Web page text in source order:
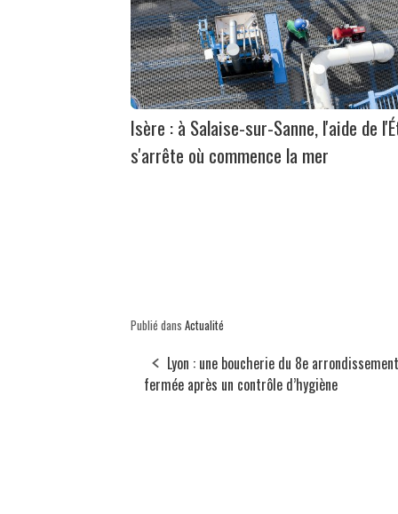
Isère : à Salaise-sur-Sanne, l'aide de
s'arrête où commence la mer
Publié dans Actualité
Lyon : une boucherie du 8e arrondissement
fermée après un contrôle d’hygiène